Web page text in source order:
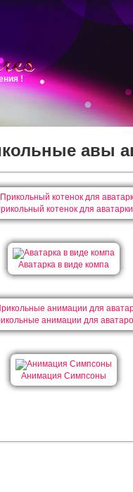
!
авы
котенок для аватарки
Аватарка в виде компа
анимации для
Анимация Симпсоны